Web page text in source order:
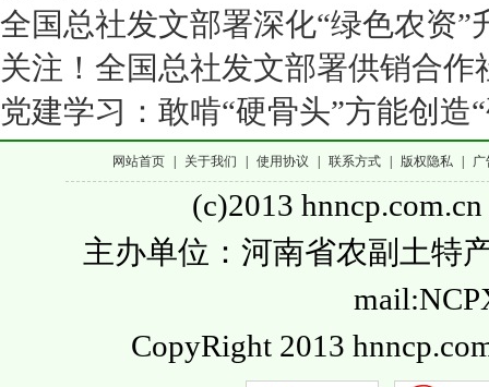
全国总社发文部署深化“绿色农资”
关注！全国总社发文部署供销合
党建学习：敢啃“硬骨头”方能创造
网站首页 关于我们 使用协议 联系方式 版权隐私 广
(c)2013
主办单位：河南省农副土特
CopyRight 2013